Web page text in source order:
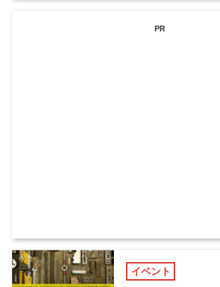
PR
イベント